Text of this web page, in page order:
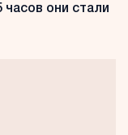
они стали